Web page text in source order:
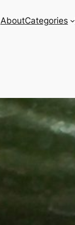
AboutCategories